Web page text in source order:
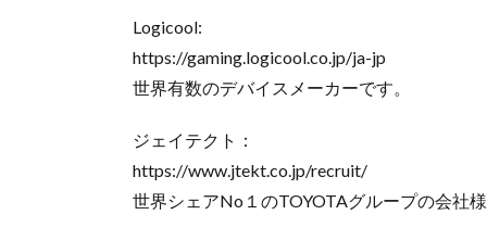
Logicool:
https://gaming.logicool.co.jp/ja-jp​
世界有数のデバイスメーカーです。
ジェイテクト：
https://www.jtekt.co.jp/recruit/​
世界シェアNo１のTOYOTAグループの会社